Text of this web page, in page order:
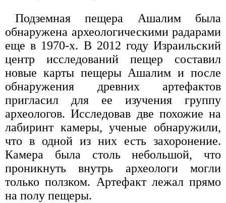
Подземная пещера Ашалим была
обнаружена археологическими радарами
еще в 1970-х. В 2012 году Израильский
центр исследований пещер составил
новые карты пещеры Ашалим и после
обнаружения древних артефактов
пригласил для ее изучения группу
археологов. Исследовав две похожие на
лабиринт камеры, ученые обнаружили,
что в одной из них есть захоронение.
Камера была столь небольшой, что
проникнуть внутрь археологи могли
только ползком. Артефакт лежал прямо
на полу пещеры.